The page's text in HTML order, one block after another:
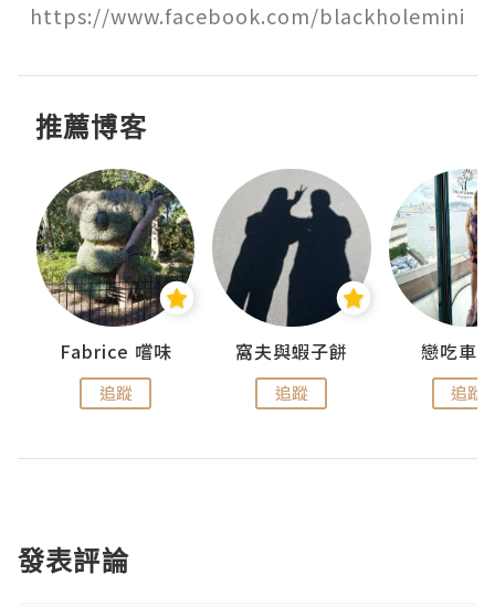
https://www.facebook.com/blackholemini
推薦博客
Fabrice 嚐味
追蹤
窩夫與蝦子餅
追蹤
戀吃車
追蹤
發表評論